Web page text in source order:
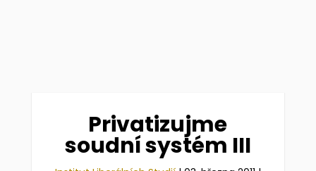
Privatizujme
soudní systém III